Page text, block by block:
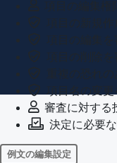
審査に対する
決定に必要
例文の編集設定